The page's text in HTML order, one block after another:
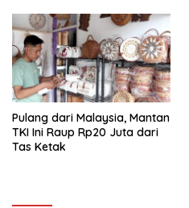
Pulang dari Malaysia, Mantan
TKI Ini Raup Rp20 Juta dari
Tas Ketak